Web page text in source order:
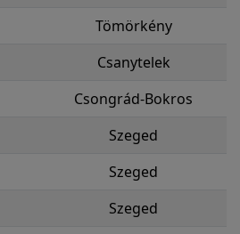
Tömörkény
Csanytelek
Csongrád-Bokros
Szeged
Szeged
Szeged